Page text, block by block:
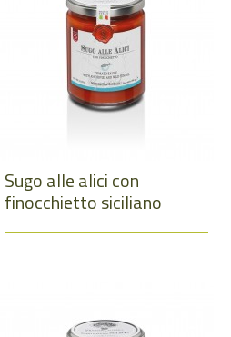
Sugo alle alici con
finocchietto siciliano